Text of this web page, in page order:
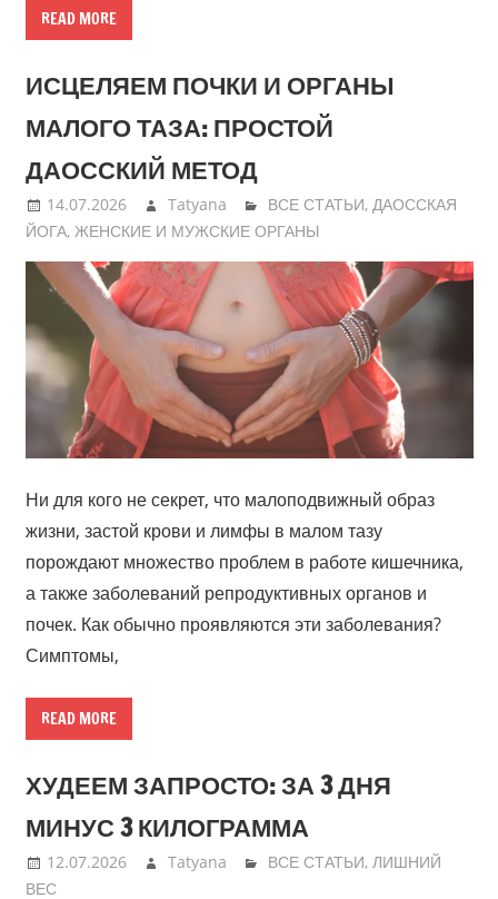
READ MORE
ИСЦЕЛЯЕМ ПОЧКИ И ОРГАНЫ
МАЛОГО ТАЗА: ПРОСТОЙ
ДАОССКИЙ МЕТОД
14.07.2026 Tatyana ВСЕ СТАТЬИ,ДАОССКАЯ
ЙОГА, ЖЕНСКИЕ И МУЖСКИЕ ОРГАНЫ
Ни для кого не секрет, что малоподвижный образ
жизни, застой крови и лимфы в малом тазу
порождают множество проблем в работе кишечника,
а также заболеваний репродуктивных органов и
почек. Как обычно проявляются эти заболевания?
Симптомы,
READ MORE
ХУДЕЕМ ЗАПРОСТО: ЗА 3 ДНЯ
МИНУС 3 КИЛОГРАММА
12.07.2026 Tatyana ВСЕ СТАТЬИ,ЛИШНИЙ
ВЕС